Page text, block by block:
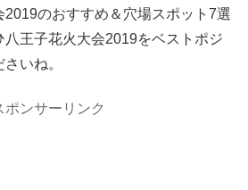
2019のおすすめ＆穴場スポット7選
八王子花火大会2019をベストポジ
いね。
ポンサーリンク